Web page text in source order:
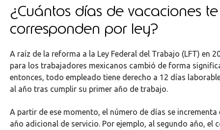
¿Cuántos días de vacaciones te
corresponden por ley?
A raíz de la reforma a la Ley Federal del Trabajo (LFT) en
para los trabajadores mexicanos cambió de forma
entonces, todo empleado tiene derecho a 12 días
al año tras cumplir su primer año de trabajo.
A partir de ese momento, el número de días se incrementa
año adicional de servicio. Por ejemplo, al segundo año, el